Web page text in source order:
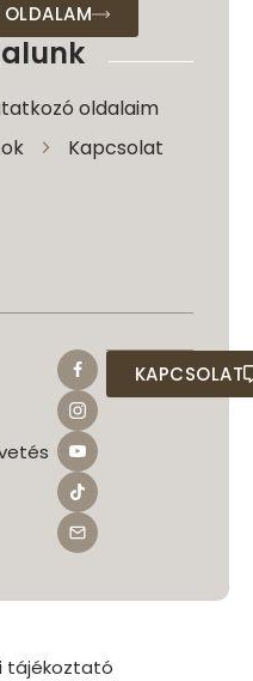
oldalaim
Kapcsolat
KAPCSOLAT
tájékoztató